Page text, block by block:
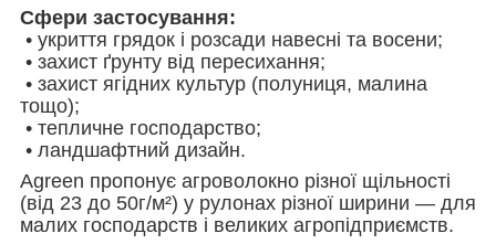
Сфери застосування:
• укриття грядок і розсади навесні та восени;
• захист ґрунту від пересихання;
• захист ягідних культур (полуниця, малина
тощо);
• тепличне господарство;
• ландшафтний дизайн.
Agreen пропонує агроволокно різної щільності
(від 23 до 50г/м²) у рулонах різної ширини — для
малих господарств і великих агропідприємств.